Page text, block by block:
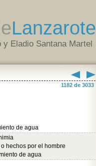
Lanzarote
y Eladio Santana Martel
1182 de 3033
de agua
hechos por el hombre
de agua